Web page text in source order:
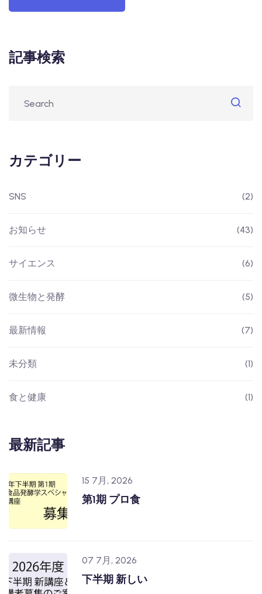
記事検索
カテゴリー
SNS (2)
お知らせ (43)
サイエンス (6)
微生物と発酵 (5)
最新情報 (7)
未分類 (1)
食と健康 (1)
最新記事
15 7月, 2026
第1期 プロ食
07 7月, 2026
下半期 新しい